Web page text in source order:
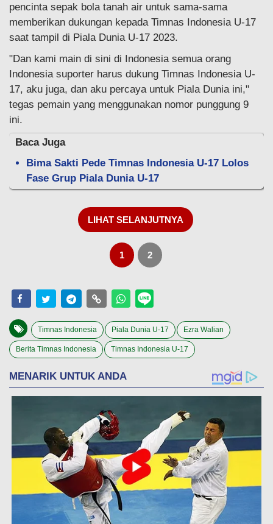
pencinta sepak bola tanah air untuk sama-sama
memberikan dukungan kepada Timnas Indonesia U-17
saat tampil di Piala Dunia U-17 2023.
"Dan kami main di sini di Indonesia semua orang
Indonesia suporter harus dukung Timnas Indonesia U-
17, aku juga, dan aku percaya untuk Piala Dunia ini,"
tegas pemain yang menggunakan nomor punggung 9
ini.
Baca Juga
Bima Sakti Pede Timnas Indonesia U-17 Lolos
Fase Grup Piala Dunia U-17
LIHAT SELANJUTNYA
1 2
Timnas Indonesia Piala Dunia U-17 Ezra Walian
Berita Timnas Indonesia Timnas Indonesia U-17